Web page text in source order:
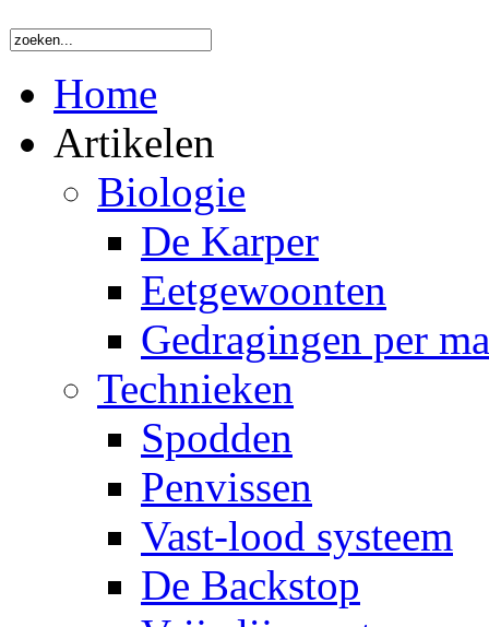
Home
Artikelen
Biologie
De Karper
Eetgewoonten
Gedragingen per
Technieken
Spodden
Penvissen
Vast-lood systeem
De Backstop